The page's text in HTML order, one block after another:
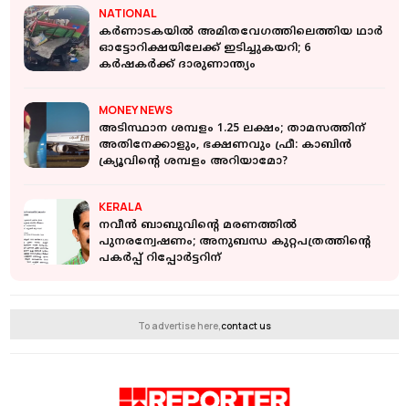
NATIONAL
കർണാടകയിൽ അമിതവേഗത്തിലെത്തിയ ഥാർ
ഓട്ടോറിക്ഷയിലേക്ക് ഇടിച്ചുകയറി; 6
കർഷകർക്ക് ദാരുണാന്ത്യം
MONEY NEWS
അടിസ്ഥാന ശമ്പളം 1.25 ലക്ഷം; താമസത്തിന്
അതിനേക്കാളും, ഭക്ഷണവും ഫ്രീ: കാബിൻ
ക്ര്യൂവിൻ്റെ ശമ്പളം അറിയാമോ?
KERALA
നവീൻ ബാബുവിന്‍റെ മരണത്തിൽ
പുനരന്വേഷണം; അനുബന്ധ കുറ്റപത്രത്തിന്റെ
പകർപ്പ് റിപ്പോർട്ടറിന്
To advertise here,contact us